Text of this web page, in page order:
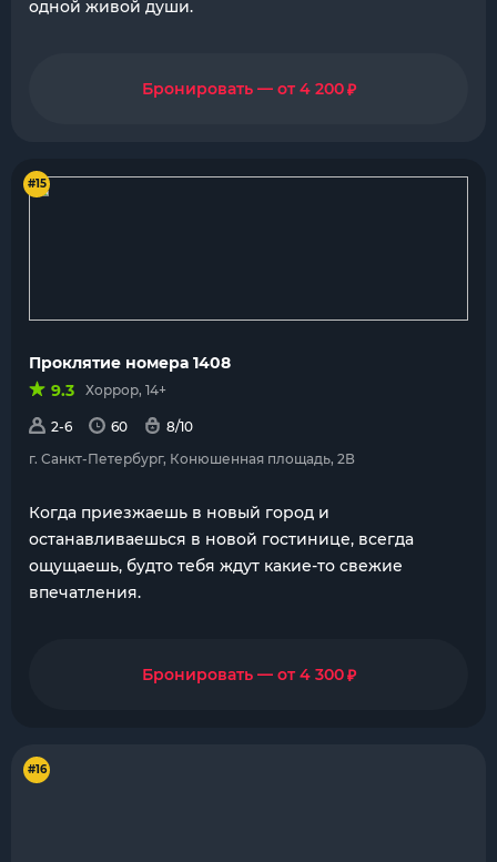
одной живой души.
Бронировать — от 4 200₽
#15
Проклятие номера 1408
9.3
Хоррор, 14+
2-6 60
8/10
г. Санкт-Петербург, Конюшенная площадь, 2В
Когда приезжаешь в новый город и
останавливаешься в новой гостинице, всегда
ощущаешь, будто тебя ждут какие-то свежие
впечатления.
Бронировать — от 4 300₽
#16